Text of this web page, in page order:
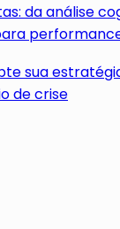
da análise
sua
de crise